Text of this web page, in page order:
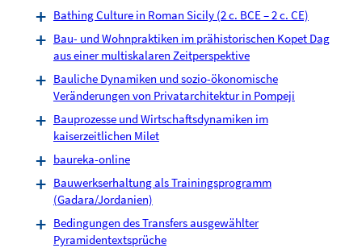
Bathing Culture in Roman Sicily (2 c. BCE – 2 c. CE)
Bau- und Wohnpraktiken im prähistorischen Kopet Dag
aus einer multiskalaren Zeitperspektive
Bauliche Dynamiken und sozio-ökonomische
Veränderungen von Privatarchitektur in Pompeji
Bauprozesse und Wirtschaftsdynamiken im
kaiserzeitlichen Milet
baureka-online
Bauwerkserhaltung als Trainingsprogramm
(Gadara/Jordanien)
Bedingungen des Transfers ausgewählter
Pyramidentextsprüche